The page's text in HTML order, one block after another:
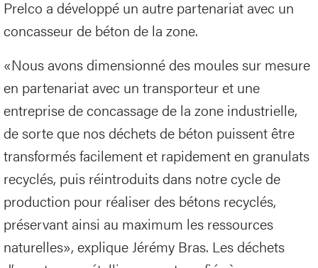
Prelco a développé un autre partenariat avec un
concasseur de béton de la zone.
«Nous avons dimensionné des moules sur mesure
en partenariat avec un transporteur et une
entreprise de concassage de la zone industrielle,
de sorte que nos déchets de béton puissent être
transformés facilement et rapidement en granulats
recyclés, puis réintroduits dans notre cycle de
production pour réaliser des bétons recyclés,
préservant ainsi au maximum les ressources
naturelles», explique Jérémy Bras. Les déchets